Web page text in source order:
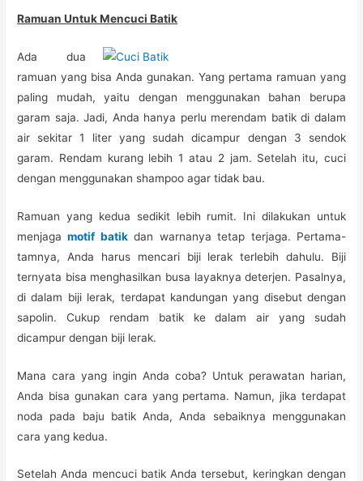
Ramuan Untuk Mencuci Batik
Ada dua
ramuan yang bisa Anda gunakan. Yang pertama ramuan yang
paling mudah, yaitu dengan menggunakan bahan berupa
garam saja. Jadi, Anda hanya perlu merendam batik di dalam
air sekitar 1 liter yang sudah dicampur dengan 3 sendok
garam. Rendam kurang lebih 1 atau 2 jam. Setelah itu, cuci
dengan menggunakan shampoo agar tidak bau.
Ramuan yang kedua sedikit lebih rumit. Ini dilakukan untuk
menjagamotif batikdan warnanya tetap terjaga. Pertama-
tamnya, Anda harus mencari biji lerak terlebih dahulu. Biji
ternyata bisa menghasilkan busa layaknya deterjen. Pasalnya,
di dalam biji lerak, terdapat kandungan yang disebut dengan
sapolin. Cukup rendam batik ke dalam air yang sudah
dicampur dengan biji lerak.
Mana cara yang ingin Anda coba? Untuk perawatan harian,
Anda bisa gunakan cara yang pertama. Namun, jika terdapat
noda pada baju batik Anda, Anda sebaiknya menggunakan
cara yang kedua.
Setelah Anda mencuci batik Anda tersebut, keringkan dengan